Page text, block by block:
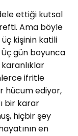
ettiği kutsal
Ama böyle
kişinin katili
gün boyunca
karanlıklar
ifritle
hücum ediyor,
bir karar
hiçbir şey
en